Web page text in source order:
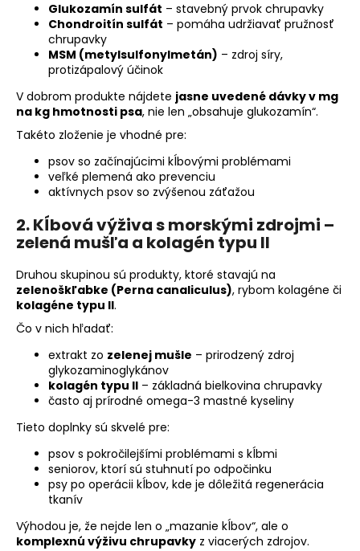
Glukozamín sulfát – stavebný prvok chrupavky
Chondroitín sulfát – pomáha udržiavať pružnosť
chrupavky
MSM (metylsulfonylmetán) – zdroj síry,
protizápalový účinok
V dobrom produkte nájdete jasne uvedené dávky v mg
na kg hmotnosti psa, nie len „obsahuje glukozamín“.
Takéto zloženie je vhodné pre:
psov so začínajúcimi kĺbovými problémami
veľké plemená ako prevenciu
aktívnych psov so zvýšenou záťažou
2. Kĺbová výživa s morskými zdrojmi –
zelená mušľa a kolagén typu II
Druhou skupinou sú produkty, ktoré stavajú na
zelenoškľabke (Perna canaliculus), rybom kolagéne či
kolagéne typu II.
Čo v nich hľadať:
extrakt zo zelenej mušle – prirodzený zdroj
glykozaminoglykánov
kolagén typu II – základná bielkovina chrupavky
často aj prírodné omega-3 mastné kyseliny
Tieto doplnky sú skvelé pre:
psov s pokročilejšími problémami s kĺbmi
seniorov, ktorí sú stuhnutí po odpočinku
psy po operácii kĺbov, kde je dôležitá regenerácia
tkanív
Výhodou je, že nejde len o „mazanie kĺbov“, ale o
komplexnú výživu chrupavky z viacerých zdrojov.